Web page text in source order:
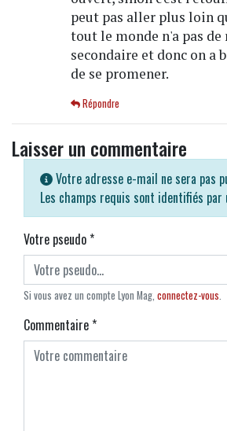
peut pas aller plus loin
tout le monde n'a pas de
secondaire et donc on a
de se promener.
Répondre
Laisser un commentaire
Votre adresse e-mail ne sera pas
Les champs requis sont identifiés par
Votre pseudo*
Si vous avez un compte Lyon Mag, connectez-vous
Commentaire*